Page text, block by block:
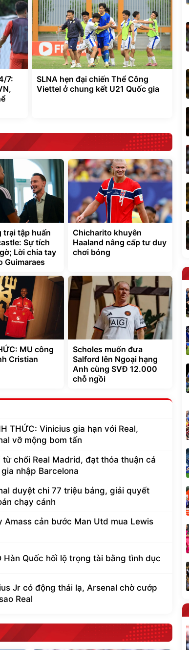
7:
SLNA hẹn đại chiến Thể Công
Viettel ở chung kết U21 Quốc gia
trại tập huấn
Sự tích
Lời chia tay
Guimaraes
Chicharito khuyên
Haaland nâng cấp tư duy
chơi bóng
MU công
Cristian
Scholes muốn đưa
Salford lên Ngoại hạng
Anh cùng SVĐ 12.000
chỗ ngồi
THỨC: Vinicius gia hạn với Real,
vỡ mộng bom tấn
từ chối Real Madrid, đạt thỏa thuận cá
nhập Barcelona
duyệt chi 77 triệu bảng, giải quyết
chạy cánh
Amass cản bước Man Utd mua Lewis
Hàn Quốc hối lộ trọng tài bằng tình dục
Jr có động thái lạ, Arsenal chờ cướp
Real